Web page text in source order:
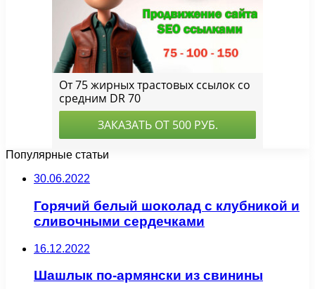
Популярные статьи
30.06.2022
Горячий белый шоколад с клубникой и
сливочными сердечками
16.12.2022
Шашлык по-армянски из свинины